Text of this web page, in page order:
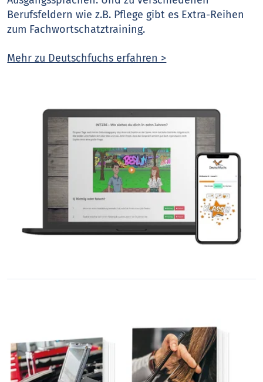
Berufsfeldern wie z.B. Pflege gibt es Extra-Reihen
zum Fachwortschatztraining.
Mehr zu Deutschfuchs erfahren >